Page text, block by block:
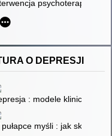
i usprawnianiu techniki
[6]
O DEPRESJI
: modele kliniczne i
którego rodzic zmaga
pułapce myśli : jak